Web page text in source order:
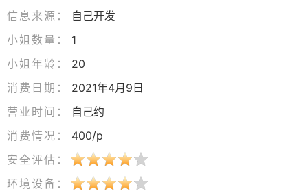
信息来源：
自己开发
小姐数量：
1
小姐年龄：
20
消费日期：
2021年4月9日
营业时间：
自己约
消费情况：
400/p
安全评估：
环境设备：